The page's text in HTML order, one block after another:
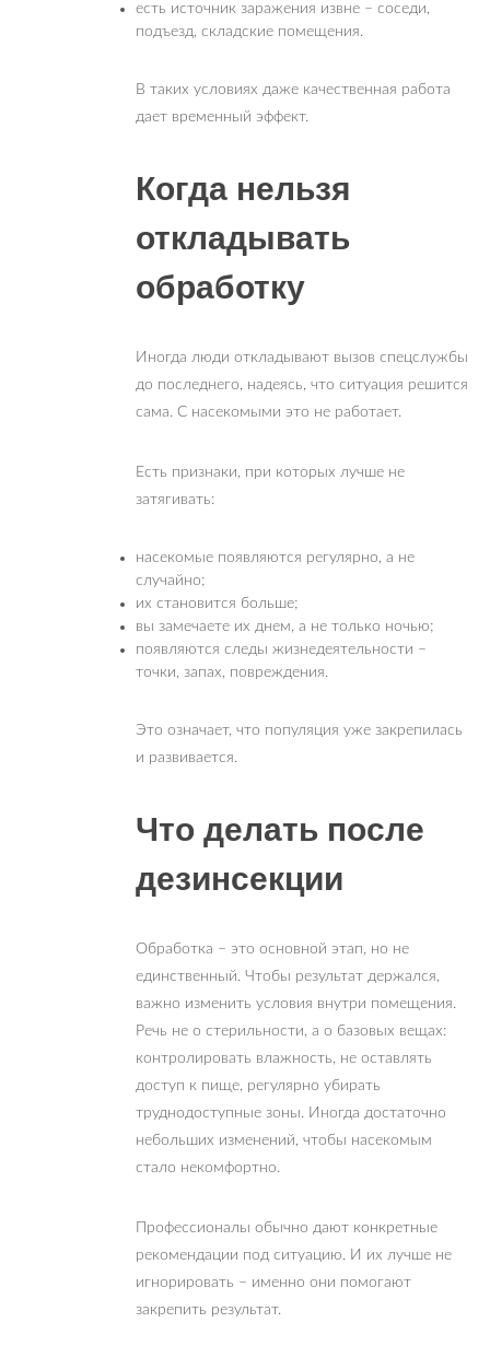
есть источник заражения извне – соседи,
подъезд, складские помещения.
В таких условиях даже качественная работа
дает временный эффект.
Когда нельзя
откладывать
обработку
Иногда люди откладывают вызов спецслужбы
до последнего, надеясь, что ситуация решится
сама. С насекомыми это не работает.
Есть признаки, при которых лучше не
затягивать:
насекомые появляются регулярно, а не
случайно;
их становится больше;
вы замечаете их днем, а не только ночью;
появляются следы жизнедеятельности –
точки, запах, повреждения.
Это означает, что популяция уже закрепилась
и развивается.
Что делать после
дезинсекции
Обработка – это основной этап, но не
единственный. Чтобы результат держался,
важно изменить условия внутри помещения.
Речь не о стерильности, а о базовых вещах:
контролировать влажность, не оставлять
доступ к пище, регулярно убирать
труднодоступные зоны. Иногда достаточно
небольших изменений, чтобы насекомым
стало некомфортно.
Профессионалы обычно дают конкретные
рекомендации под ситуацию. И их лучше не
игнорировать – именно они помогают
закрепить результат.